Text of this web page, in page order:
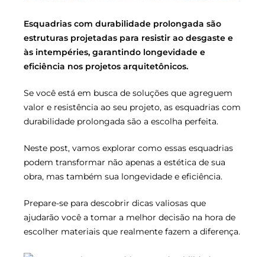
Esquadrias com durabilidade prolongada são
estruturas projetadas para resistir ao desgaste e
às intempéries, garantindo longevidade e
eficiência nos projetos arquitetônicos.
Se você está em busca de soluções que agreguem
valor e resistência ao seu projeto, as esquadrias com
durabilidade prolongada são a escolha perfeita.
Neste post, vamos explorar como essas esquadrias
podem transformar não apenas a estética de sua
obra, mas também sua longevidade e eficiência.
Prepare-se para descobrir dicas valiosas que
ajudarão você a tomar a melhor decisão na hora de
escolher materiais que realmente fazem a diferença.